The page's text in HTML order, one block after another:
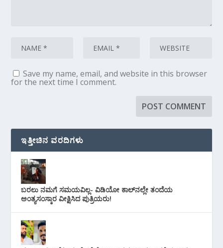
Save my name, email, and website in this browser
for the next time I comment.
ಇತ್ತೀಚಿನ ವರದಿಗಳು
ಬರಲು ನಮಗೆ ಸಮಯವಿಲ್ಲ- ವಿಡಿಯೋ ಕಾಲ್‌ನಲ್ಲೇ ತಂದೆಯ
ಅಂತ್ಯಸಂಸ್ಕಾರ ವೀಕ್ಷಿಸಿದ ಪುತ್ರಿಯರು!